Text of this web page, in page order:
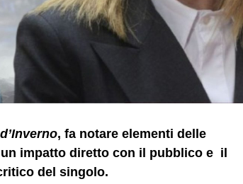
, fa notare elementi delle
impatto diretto con il pubblico e il
del singolo.